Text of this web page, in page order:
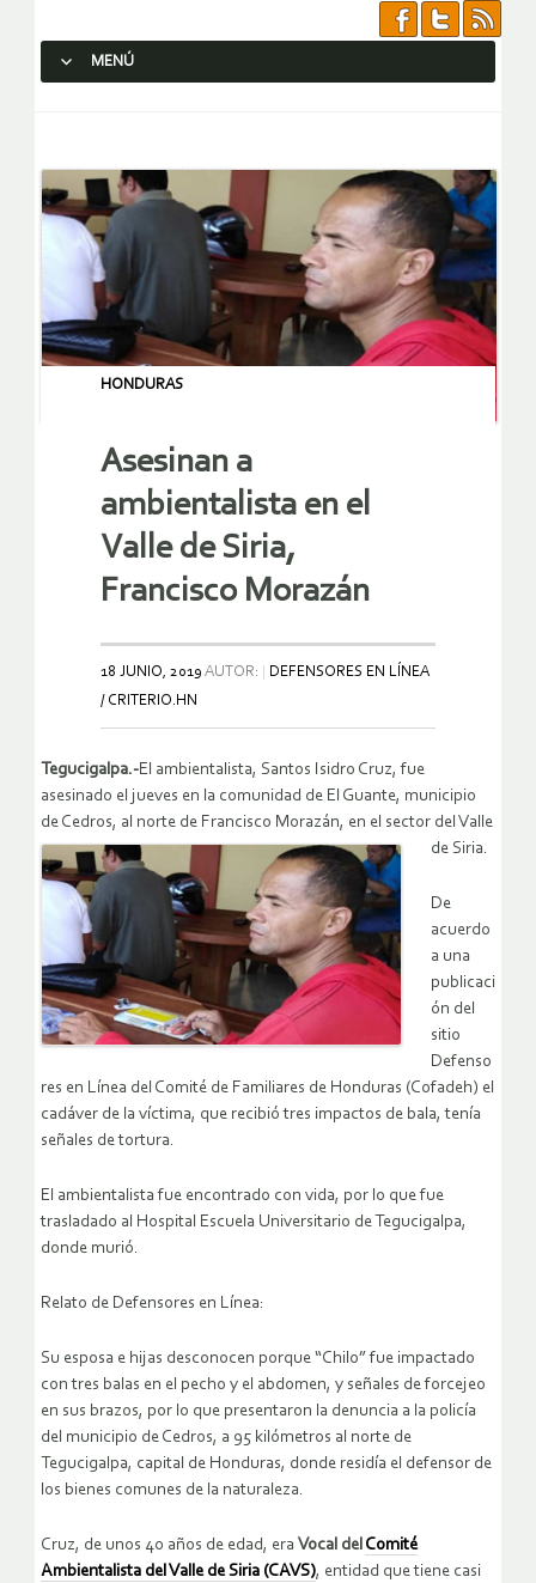
MENÚ
HONDURAS
Asesinan a
ambientalista en el
Valle de Siria,
Francisco Morazán
18 JUNIO, 2019 AUTOR:
DEFENSORES EN LÍNEA
/ CRITERIO.HN
Tegucigalpa.-El ambientalista, Santos Isidro Cruz, fue
asesinado el jueves en la comunidad de El Guante, municipio
de Cedros, al norte de Francisco Morazán, en el sector del Valle
de Siria.
De
acuerdo
a una
publicaci
ón del
sitio
Defenso
res en Línea del Comité de Familiares de Honduras (Cofadeh) el
cadáver de la víctima, que recibió tres impactos de bala, tenía
señales de tortura.
El ambientalista fue encontrado con vida, por lo que fue
trasladado al Hospital Escuela Universitario de Tegucigalpa,
donde murió.
Relato de Defensores en Línea:
Su esposa e hijas desconocen porque “Chilo” fue impactado
con tres balas en el pecho y el abdomen, y señales de forcejeo
en sus brazos, por lo que presentaron la denuncia a la policía
del municipio de Cedros, a 95 kilómetros al norte de
Tegucigalpa, capital de Honduras, donde residía el defensor de
los bienes comunes de la naturaleza.
Cruz, de unos 40 años de edad, era Vocal del Comité
Ambientalista del Valle de Siria (CAVS), entidad que tiene casi